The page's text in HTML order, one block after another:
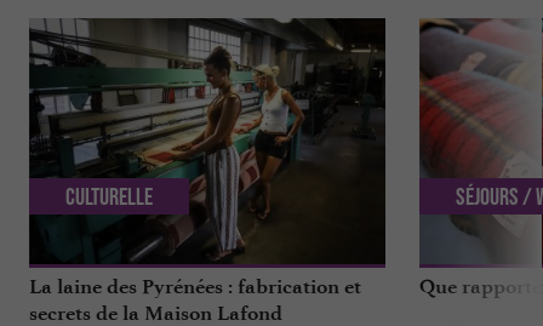
La laine des Pyrénées : fabrication et
secrets de la Maison Lafond
Culturelle
Que
Séjours /